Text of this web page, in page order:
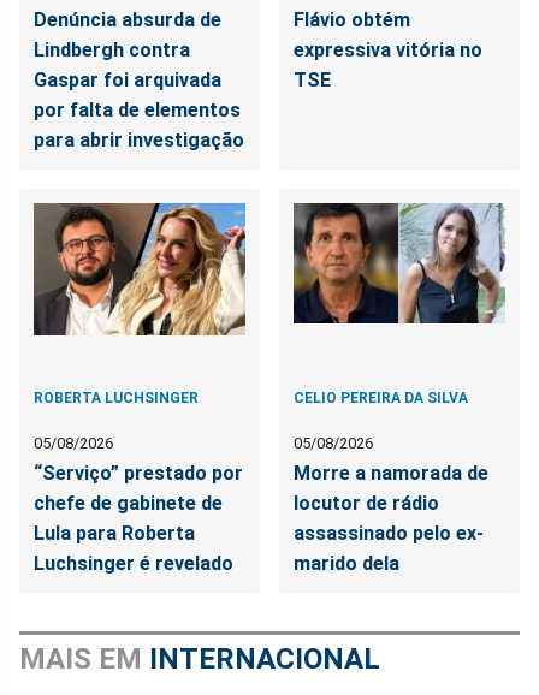
Denúncia absurda de
Lindbergh contra
Gaspar foi arquivada
por falta de elementos
para abrir investigação
Flávio obtém
expressiva vitória no
TSE
ROBERTA LUCHSINGER
05/08/2026
“Serviço” prestado por
chefe de gabinete de
Lula para Roberta
Luchsinger é revelado
CELIO PEREIRA DA SILVA
05/08/2026
Morre a namorada de
locutor de rádio
assassinado pelo ex-
marido dela
MAIS EM INTERNACIONAL